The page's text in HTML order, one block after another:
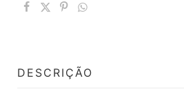
DESCRIÇÃO